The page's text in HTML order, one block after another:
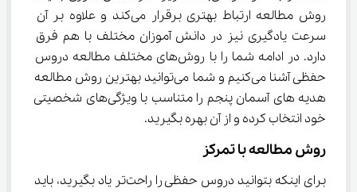
روش مطالعه ارتباط بهتری برقرار می‌کند و علاوه بر آن
سرعت یادگیری نیز در دانش آموزان مختلف با هم فرق
دارد. در ادامه شما را با روش‌های مختلف مطالعه دروس
حفظی آشنا می‌کنیم و شما می‌توانید بهترین روش مطالعه
هدیه ‌های آسمان پنجم را متناسب با ویژگی‌های شخصیتی
خود انتخاب کرده و از آن بهره بگیرید.
روش مطالعه با تمرکز
برای اینکه بتوانید دروس حفظی را راحت‌تر یاد بگیرید، باید